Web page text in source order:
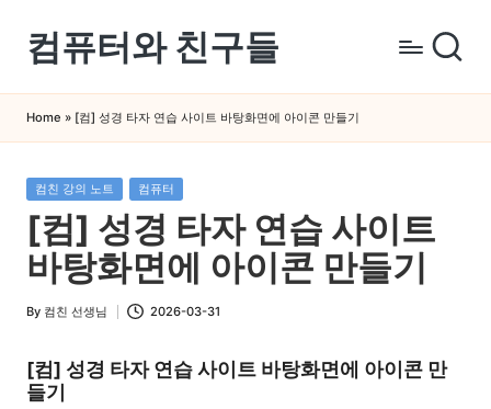
Skip
content
컴퓨터와 친구들
퓨
터
스
마
트
폰
을
게
배
Home » [컴] 성경 타자 연습 사이트 바탕화면에 아이콘 만들기
Posted
in
컴친 강의 노트 컴퓨터
[컴] 성경 타자 연습 사이트
바탕화면에 아이콘 만들기
Posted
By 컴친 선생님 2026-03-31
[컴] 성경 타자 연습 사이트 바탕화면에 아이콘 만
들기